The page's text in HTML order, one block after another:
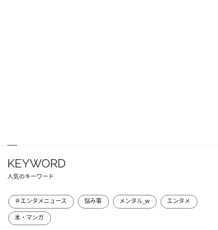
KEYWORD
人気のキーワード
＃エンタメニュース 悩み事 メンタル_w
エンタメ
本・マンガ